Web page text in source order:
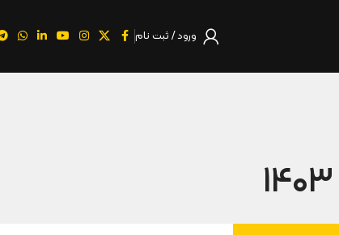
ورود / ثبت نام